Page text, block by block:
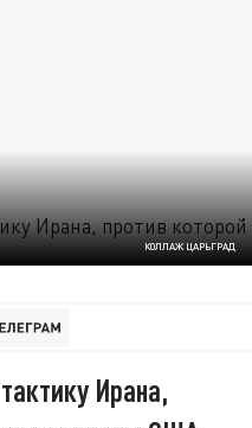
КОЛЛАЖ ЦАРЬГРАД
Ирана,